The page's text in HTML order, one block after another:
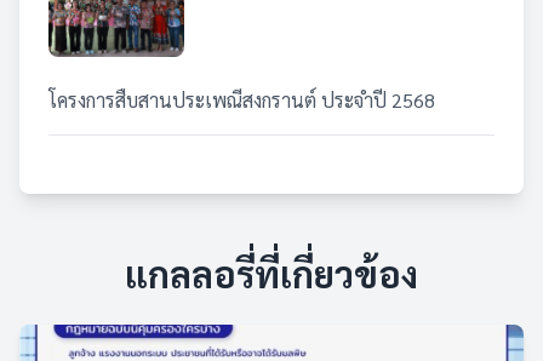
โครงการสืบสานประเพณีสงกรานต์ ประจำปี 2568
แกลลอรี่ที่เกี่ยวข้อง